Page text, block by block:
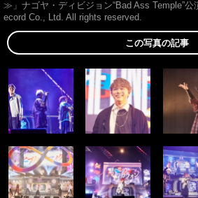
≫」ナゴヤ・ディビジョン“Bad Ass Temple”公
ecord Co., Ltd. All rights reserved.
この写真の記事